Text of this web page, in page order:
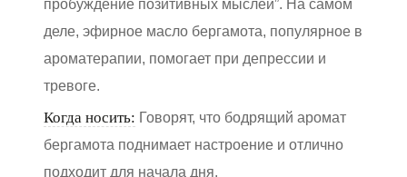
пробуждение позитивных мыслей”. На самом
деле, эфирное масло бергамота, популярное в
ароматерапии, помогает при депрессии и
тревоге.
Когда носить: Говорят, что бодрящий аромат
бергамота поднимает настроение и отлично
подходит для начала дня.